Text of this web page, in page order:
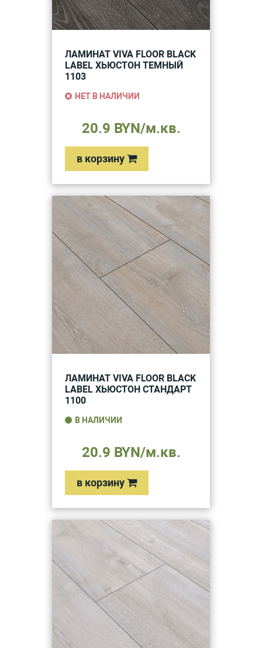
ЛАМИНАТ VIVA FLOOR BLACK
LABEL ХЬЮСТОН ТЕМНЫЙ
1103
НЕТ В НАЛИЧИИ
20.9 BYN/м.кв.
в корзину
ЛАМИНАТ VIVA FLOOR BLACK
LABEL ХЬЮСТОН СТАНДАРТ
1100
В НАЛИЧИИ
20.9 BYN/м.кв.
в корзину